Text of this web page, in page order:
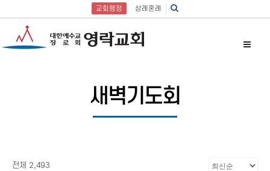
교회행정 상례혼례
새벽기도회
전체 2,493